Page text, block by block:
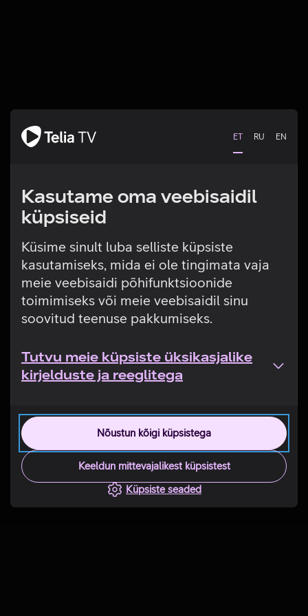
ET RU EN
Kasutame oma veebisaidil
küpsiseid
Küsime sinult luba selliste küpsiste
kasutamiseks, mida ei ole tingimata vaja
meie veebisaidi põhifunktsioonide
toimimiseks või meie veebisaidil sinu
soovitud teenuse pakkumiseks.
Tutvu meie küpsiste üksikasjalike
kirjelduste ja reeglitega
Nõustun kõigi küpsistega
Keeldun mittevajalikest küpsistest
Küpsiste seaded
Tehniline viga